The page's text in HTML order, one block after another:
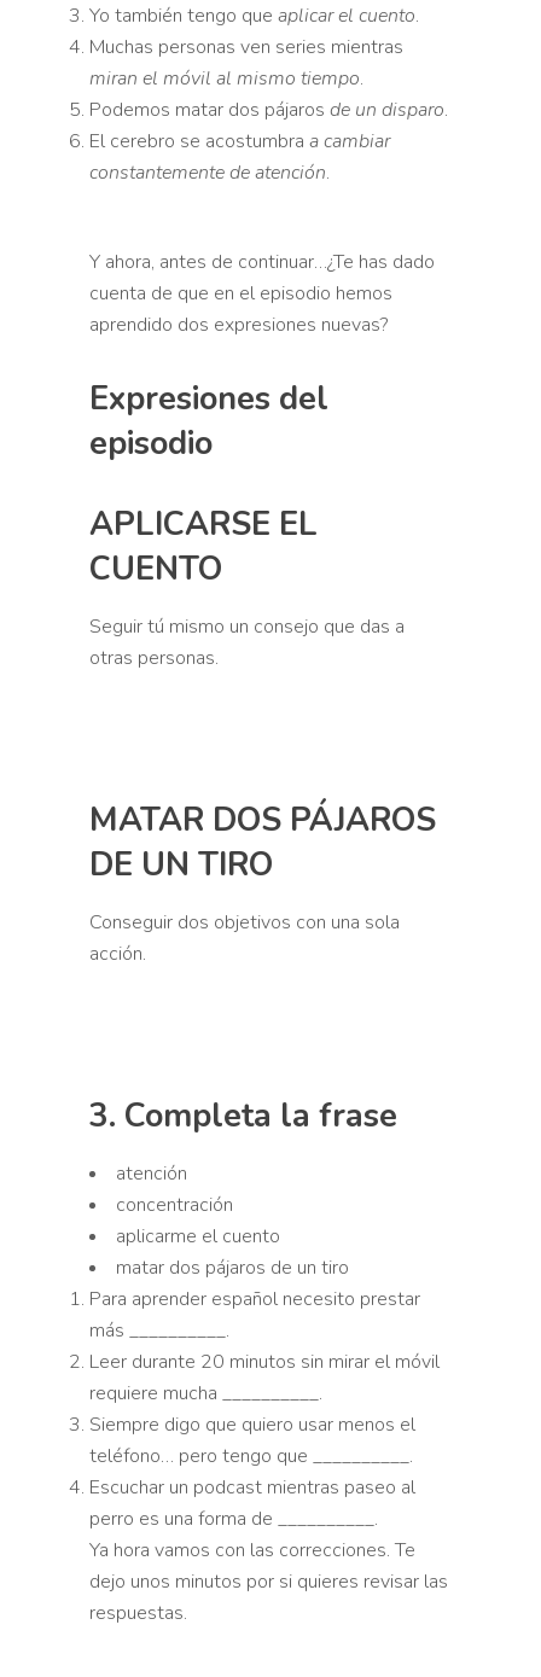
Yo también tengo que aplicar el cuento.
Muchas personas ven series mientras
miran el móvil al mismo tiempo.
Podemos matar dos pájaros de un disparo.
El cerebro se acostumbra a cambiar
constantemente de atención.
Y ahora, antes de continuar…¿Te has dado
cuenta de que en el episodio hemos
aprendido dos expresiones nuevas?
Expresiones del
episodio
APLICARSE EL
CUENTO
Seguir tú mismo un consejo que das a
otras personas.
MATAR DOS PÁJAROS
DE UN TIRO
Conseguir dos objetivos con una sola
acción.
3. Completa la frase
atención
concentración
aplicarme el cuento
matar dos pájaros de un tiro
Para aprender español necesito prestar
más __________.
Leer durante 20 minutos sin mirar el móvil
requiere mucha __________.
Siempre digo que quiero usar menos el
teléfono… pero tengo que __________.
Escuchar un podcast mientras paseo al
perro es una forma de __________.
Ya hora vamos con las correcciones. Te
dejo unos minutos por si quieres revisar las
respuestas.